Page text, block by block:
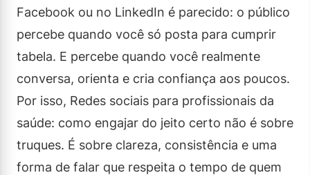
Facebook ou no LinkedIn é parecido: o público
percebe quando você só posta para cumprir
tabela. E percebe quando você realmente
conversa, orienta e cria confiança aos poucos.
Por isso, Redes sociais para profissionais da
saúde: como engajar do jeito certo não é sobre
truques. É sobre clareza, consistência e uma
forma de falar que respeita o tempo de quem